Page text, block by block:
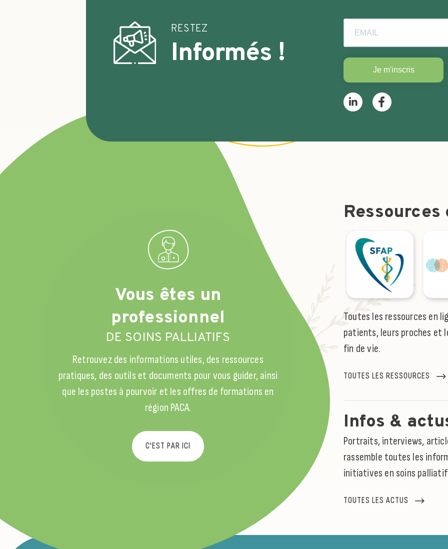
RESTEZ
Informés !
Je m'inscris
Vous êtes un
professionnel
DE SOINS PALLIATIFS
Retrouvez des informations utiles, des ressources
pratiques, des outils et documents pour vous guider, ainsi
que les postes à pourvoir et les offres de formations en
région PACA.
C'EST PAR ICI
Toutes les ressources en
patients, leurs proches et
fin de vie.
TOUTES LES RESSOURCES
Infos &
Portraits, interviews,
rassemble toutes les
initiatives en soins
TOUTES LES ACTUS